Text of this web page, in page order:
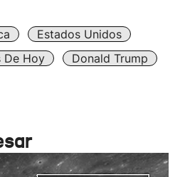
Estados Unidos
De Hoy
Donald Trump